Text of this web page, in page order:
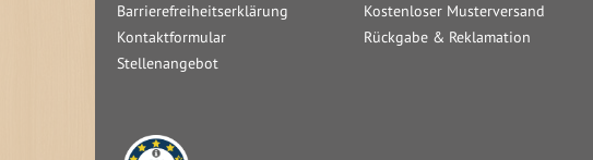
Barrierefreiheitserklärung
Kontaktformular
Stellenangebot
Kostenloser Musterversand
Rückgabe & Reklamation